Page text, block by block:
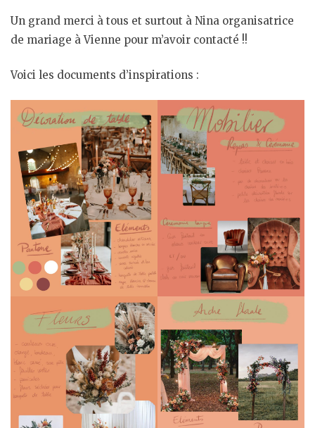
Un grand merci à tous et surtout à Nina organisatrice
de mariage à Vienne pour m’avoir contacté !!
Voici les documents d’inspirations :